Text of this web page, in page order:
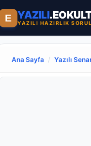
E YAZILI
YAZILI HAZIRLIK
Ana Sayfa / Yazılı